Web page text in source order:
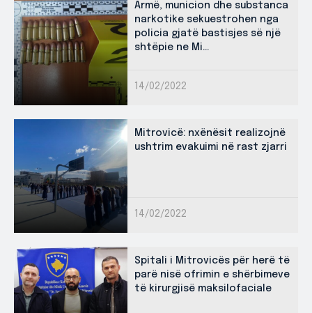
Armë, municion dhe substanca
narkotike sekuestrohen nga
policia gjatë bastisjes së një
shtëpie ne Mi...
14/02/2022
Mitrovicë: nxënësit realizojnë
ushtrim evakuimi në rast zjarri
14/02/2022
Spitali i Mitrovicës për herë të
parë nisë ofrimin e shërbimeve
të kirurgjisë maksilofaciale